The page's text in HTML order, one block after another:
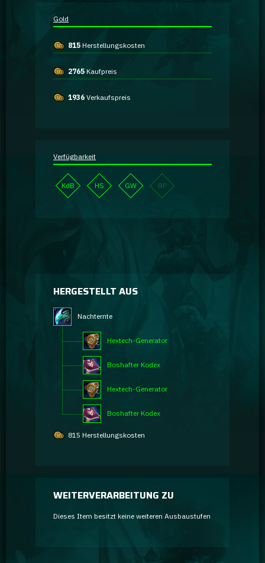
Gold
815 Herstellungskosten
2765 Kaufpreis
1936 Verkaufspreis
Verfügbarkeit
KdB HS GW BP
HERGESTELLT AUS
Nachternte
Hextech-Generator
Boshafter Kodex
Hextech-Generator
Boshafter Kodex
815 Herstellungskosten
WEITERVERARBEITUNG ZU
Dieses Item besitzt keine weiteren Ausbaustufen